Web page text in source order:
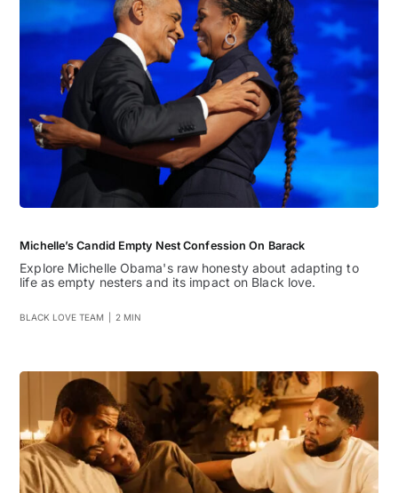
Michelle’s Candid Empty Nest Confession On Barack
Explore Michelle Obama's raw honesty about adapting to
life as empty nesters and its impact on Black love.
BLACK LOVE TEAM 2 MIN